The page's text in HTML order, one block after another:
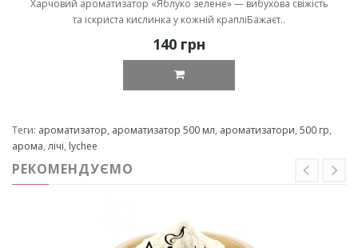
Харчовий ароматизатор «Яблуко зелене» — вибухова свіжість
та іскриста кислинка у кожній крапліБажаєт..
140 грн
Теги: ароматизатор, ароматизатор 500 мл, ароматизатори, 500 гр,
арома, лічі, lychee
РЕКОМЕНДУЄМО